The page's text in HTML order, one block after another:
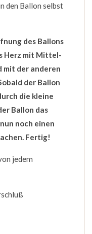
den Ballon selbst
des Ballons
Herz mit Mittel-
mit der anderen
der Ballon
die kleine
Ballon das
noch einen
Fertig!
jedem